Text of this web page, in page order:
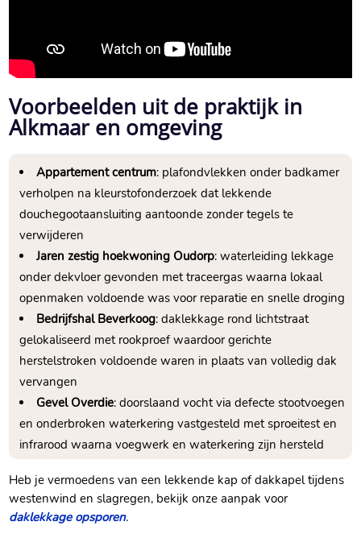
Voorbeelden uit de praktijk in
Alkmaar en omgeving
Appartement centrum: plafondvlekken onder badkamer
verholpen na kleurstofonderzoek dat lekkende
douchegootaansluiting aantoonde zonder tegels te
verwijderen
Jaren zestig hoekwoning Oudorp: waterleiding lekkage
onder dekvloer gevonden met traceergas waarna lokaal
openmaken voldoende was voor reparatie en snelle droging
Bedrijfshal Beverkoog: daklekkage rond lichtstraat
gelokaliseerd met rookproef waardoor gerichte
herstelstroken voldoende waren in plaats van volledig dak
vervangen
Gevel Overdie: doorslaand vocht via defecte stootvoegen
en onderbroken waterkering vastgesteld met sproeitest en
infrarood waarna voegwerk en waterkering zijn hersteld
Heb je vermoedens van een lekkende kap of dakkapel tijdens
westenwind en slagregen, bekijk onze aanpak voor
daklekkage opsporen.